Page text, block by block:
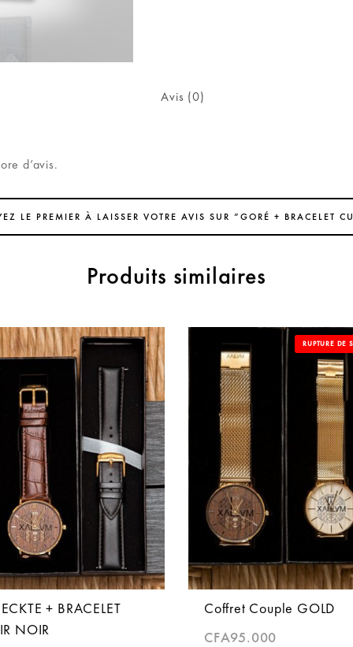
Avis (0)
d’avis.
LE PREMIER À LAISSER VOTRE AVIS SUR “GORÉ + BRACELET
Produits similaires
+ BRACELET
NOIR
RUPTURE DE
OUT OF
Coffret Couple GOLD
CFA95.000